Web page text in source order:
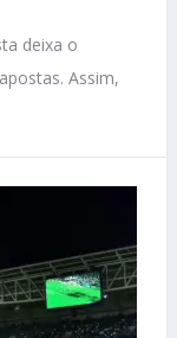
deixa o
Assim,